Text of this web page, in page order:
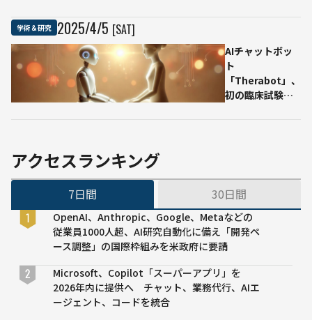
ゴ校
究で
GPT-
ト合
——
学術＆研究 2025/4/5 [SAT]
AIチャットボッ
ト
「Therabot」、
初の臨床試験で
アクセスランキング
7日間 30日間
OpenAI、Anthropic、Google、Metaなどの
従業員1000人超、AI研究自動化に備え「開発ペ
ース調整」の国際枠組みを米政府に要請
Microsoft、Copilot「スーパーアプリ」を
2026年内に提供へ チャット、業務代行、AIエ
ージェント、コードを統合